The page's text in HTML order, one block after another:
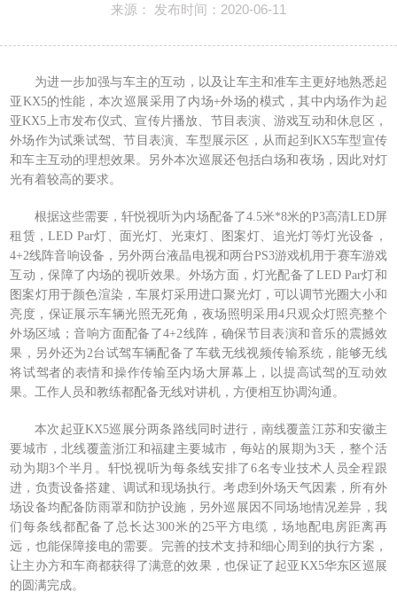
来源： 发布时间：2020-06-11
为进一步加强与车主的互动，以及让车主和准车主更好地熟悉起
亚KX5的性能，本次巡展采用了内场+外场的模式，其中内场作为起
亚KX5上市发布仪式、宣传片播放、节目表演、游戏互动和休息区，
外场作为试乘试驾、节目表演、车型展示区，从而起到KX5车型宣传
和车主互动的理想效果。另外本次巡展还包括白场和夜场，因此对灯
光有着较高的要求。
根据这些需要，轩悦视听为内场配备了4.5米*8米的P3高清LED屏
租赁 ，LED Par灯、面光灯、光束灯、图案灯、追光灯等灯光设备，
4+2线阵音响设备，另外两台液晶电视和两台PS3游戏机用于赛车游戏
互动，保障了内场的视听效果。外场方面，灯光配备了LED Par灯和
图案灯用于颜色渲染，车展灯采用进口聚光灯，可以调节光圈大小和
亮度，保证展示车辆光照无死角，夜场照明采用4只观众灯照亮整个
外场区域；音响方面配备了4+2线阵，确保节目表演和音乐的震撼效
果，另外还为2台试驾车辆配备了车载无线视频传输系统，能够无线
将试驾者的表情和操作传输至内场大屏幕上，以提高试驾的互动效
果。工作人员和教练都配备无线对讲机，方便相互协调沟通。
本次起亚KX5巡展分两条路线同时进行，南线覆盖江苏和安徽主
要城市，北线覆盖浙江和福建主要城市，每站的展期为3天，整个活
动为期3个半月。轩悦视听为每条线安排了6名专业技术人员全程跟
进，负责设备搭建、调试和现场执行。考虑到外场天气因素，所有外
场设备均配备防雨罩和防护设施，另外巡展因不同场地情况差异，我
们每条线都配备了总长达300米的25平方电缆，场地配电房距离再
远，也能保障接电的需要。完善的技术支持和细心周到的执行方案，
让主办方和车商都获得了满意的效果，也保证了起亚KX5华东区巡展
的圆满完成。